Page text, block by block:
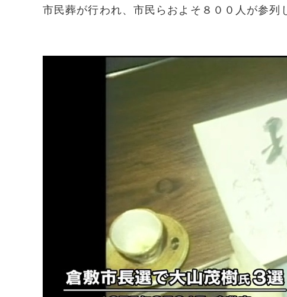
市民葬が行われ、市民らおよそ８００人が参列